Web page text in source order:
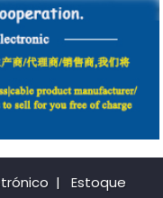
|
Estoque